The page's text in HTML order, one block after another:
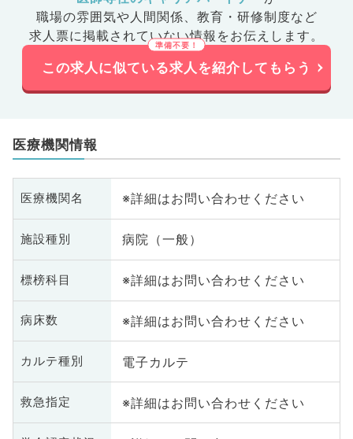
職場の雰囲気や人間関係、 教育・研修制度など
求人票に掲載されていない情報をお伝えします。
この求人に似ている求人を紹介してもらう
医療機関情報
医療機関名 ※詳細はお問い合わせください
施設種別 病院（一般）
標榜科目 ※詳細はお問い合わせください
病床数 ※詳細はお問い合わせください
カルテ種別 電子カルテ
救急指定 ※詳細はお問い合わせください